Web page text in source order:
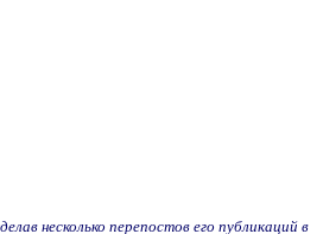
несколько перепостов его публикаций в